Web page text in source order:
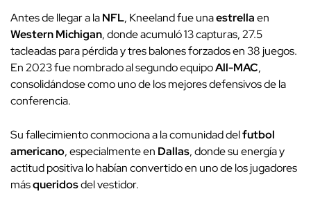
Antes de llegar a laNFL, Kneeland fue unaestrellaen
Western Michigan, donde acumuló 13 capturas, 27.5
tacleadas para pérdida y tres balones forzados en 38 juegos.
En 2023 fue nombrado al segundo equipoAll-MAC,
consolidándose como uno de los mejores defensivos de la
conferencia.
Su fallecimiento conmociona a la comunidad delfutbol
americano, especialmente en Dallas, donde su energía y
actitud positiva lo habían convertido en uno de los jugadores
másqueridosdel vestidor.